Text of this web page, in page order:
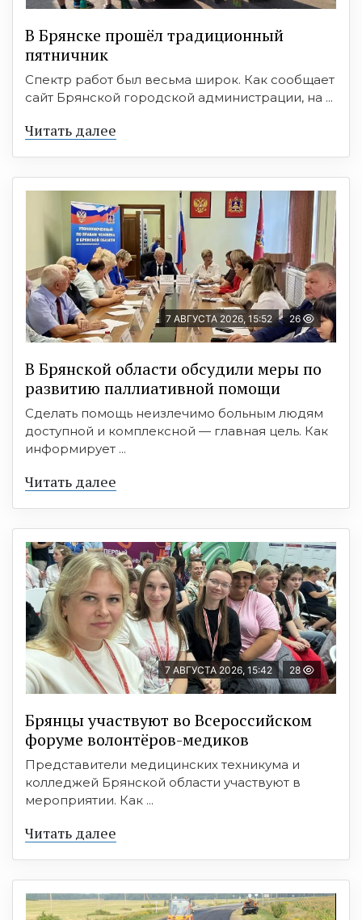
В Брянске прошёл традиционный
пятничник
Спектр работ был весьма широк. Как сообщает
сайт Брянской городской администрации, на ...
Читать далее
7 АВГУСТА 2026, 15:52 26
В Брянской области обсудили меры по
развитию паллиативной помощи
Сделать помощь неизлечимо больным людям
доступной и комплексной — главная цель. Как
информирует ...
Читать далее
7 АВГУСТА 2026, 15:42 28
Брянцы участвуют во Всероссийском
форуме волонтёров-медиков
Представители медицинских техникума и
колледжей Брянской области участвуют в
мероприятии. Как ...
Читать далее